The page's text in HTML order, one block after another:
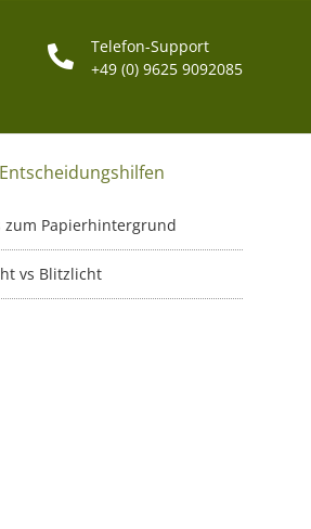
Telefon-Support
+49 (0) 9625 9092085
zum Papierhintergrund
vs Blitzlicht